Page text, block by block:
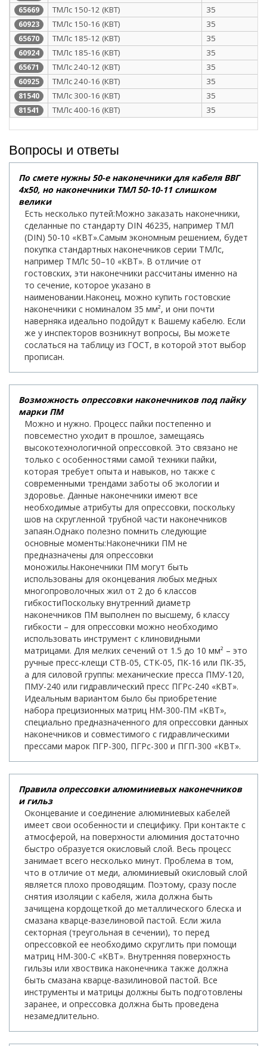
65669 ТМЛс 150-12 (КВТ) 35
60923 ТМЛс 150-16 (КВТ) 35
65670 ТМЛс 185-12 (КВТ) 35
60924 ТМЛс 185-16 (КВТ) 35
65671 ТМЛс 240-12 (КВТ) 35
60925 ТМЛс 240-16 (КВТ) 35
81540 ТМЛс 300-16 (КВТ) 35
81541 ТМЛс 400-16 (КВТ) 35
Вопросы и ответы
По смете нужны 50-е наконечники для кабеля ВВГ
4х50, но наконечники ТМЛ 50-10-11 слишком
велики
Есть несколько путей:Можно заказать наконечники,
сделанные по стандарту DIN 46235, например ТМЛ
(DIN) 50-10 «КВТ».Самым экономным решением, будет
покупка стандартных наконечников серии ТМЛс,
например ТМЛс 50–10 «КВТ». В отличие от
гостовских, эти наконечники рассчитаны именно на
то сечение, которое указано в
наименовании.Наконец, можно купить гостовские
наконечники с номиналом 35 мм², и они почти
наверняка идеально подойдут к Вашему кабелю. Если
же у инспекторов возникнут вопросы, Вы можете
сослаться на таблицу из ГОСТ, в которой этот выбор
прописан.
Возможность опрессовки наконечников под пайку
марки ПМ
Можно и нужно. Процесс пайки постепенно и
повсеместно уходит в прошлое, замещаясь
высокотехнологичной опрессовкой. Это связано не
только с особенностями самой техники пайки,
которая требует опыта и навыков, но также с
современными трендами заботы об экологии и
здоровье. Данные наконечники имеют все
необходимые атрибуты для опрессовки, поскольку
шов на скругленной трубной части наконечников
запаян.Однако полезно помнить следующие
основные моменты:Наконечники ПМ не
предназначены для опрессовки
моножилы.Наконечники ПМ могут быть
использованы для оконцевания любых медных
многопроволочных жил от 2 до 6 классов
гибкостиПоскольку внутренний диаметр
наконечников ПМ выполнен по высшему, 6 классу
гибкости – для опрессовки можно необходимо
использовать инструмент с клиновидными
матрицами. Для мелких сечений от 1.5 до 10 мм² – это
ручные пресс-клещи СТВ-05, СТК-05, ПК-16 или ПК-35,
а для силовой группы: механические пресса ПМУ-120,
ПМУ-240 или гидравлический пресс ПГРс-240 «КВТ».
Идеальным вариантом было бы приобретение
набора прецизионных матриц НМ-300-ПМ «КВТ»,
специально предназначенного для опрессовки данных
наконечников и совместимого с гидравлическими
прессами марок ПГР-300, ПГРс-300 и ПГП-300 «КВТ».
Правила опрессовки алюминиевых наконечников
и гильз
Оконцевание и соединение алюминиевых кабелей
имеет свои особенности и специфику. При контакте с
атмосферой, на поверхности алюминия достаточно
быстро образуется окисловый слой. Весь процесс
занимает всего несколько минут. Проблема в том,
что в отличие от меди, алюминиевый окисловый слой
является плохо проводящим. Поэтому, сразу после
снятия изоляции с кабеля, жила должна быть
зачищена кордощеткой до металлического блеска и
смазана кварце-вазелиновой пастой. Если жила
секторная (треугольная в сечении), то перед
опрессовкой ее необходимо скруглить при помощи
матриц НМ-300-С «КВТ». Внутренняя поверхность
гильзы или хвоствика наконечника также должна
быть смазана кварце-вазилиновой пастой. Все
инструменты и матрицы должны быть подготовлены
заранее, и опрессовка должна быть проведена
незамедлительно.